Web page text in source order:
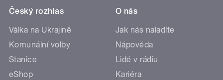
Český rozhlas
Válka na Ukrajině
Komunální volby
Stanice
eShop
O nás
Jak nás naladíte
Nápověda
Lidé v rádiu
Kariéra